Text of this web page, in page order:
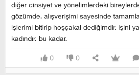
diğer cinsiyet ve yönelimlerdeki
gözümde. alışverişimi sayesinde
işlerimi bitirip hoşçakal dediğimdir. işini
kadındır. bu kadar.
0 0